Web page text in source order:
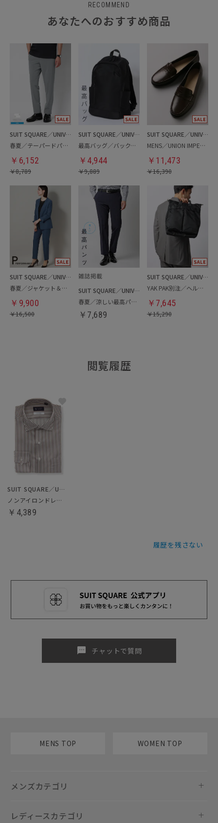
RECOMMEND
あなたへのおすすめ商品
SUIT SQUARE／UNIVERSAL LANGUAGE
春夏／テーパードパンツ
￥ 6,152
￥8,789
SUIT SQUARE／UNIVERSAL LANGUAGE
最高バッグ／バックパック
￥ 4,944
￥9,889
SUIT SQUARE／UNIVERSAL LANGUAGE
MENS／UNION IMPERIAL監修／コインローファー
￥ 11,473
￥16,390
SUIT SQUARE／UNIVERSAL LANGUAGE／WHITE
春夏／ジャケット＆パンツセットアップ／洗濯ネット付き
￥ 9,900
￥16,500
SUIT SQUARE／UNIVERSAL LANGUAGE
春夏／涼しい最高パンツ
￥ 7,689
SUIT SQUARE／UNIVERSAL LANGUAGE
YAK PAK別注／ヘルメットバッグ
￥ 7,645
￥15,290
閲覧履歴
SUIT SQUARE／UNIVERSAL LANGUAGE
ノンアイロンドレスシャツ
￥4,389
履歴を残さない
sms チャットで質問
MENS TOP WOMEN TOP
メンズカテゴリ
レディースカテゴリ